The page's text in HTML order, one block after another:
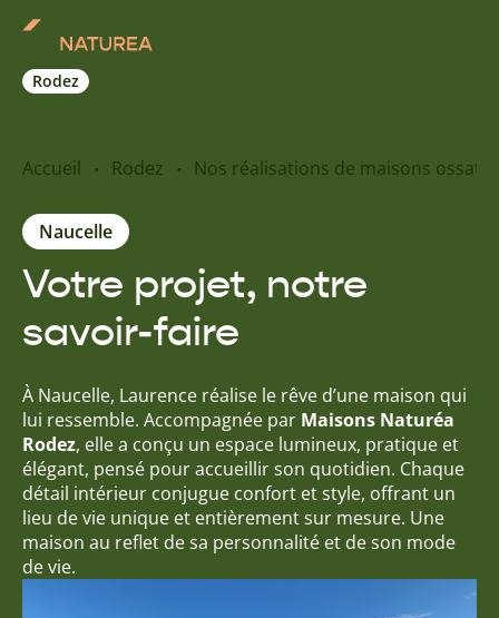
Rodez
Nos offres
+33 5 65 73 17 33
Accueil Rodez Nos réalisations de maisons
Votre projet, notre
savoir-faire
Naucelle
À Naucelle, Laurence réalise le rêve d’une maison qui
lui ressemble. Accompagnée par Maisons Naturéa
Rodez, elle a conçu un espace lumineux, pratique et
élégant, pensé pour accueillir son quotidien. Chaque
détail intérieur conjugue confort et style, offrant un
lieu de vie unique et entièrement sur mesure. Une
maison au reflet de sa personnalité et de son mode
de vie.